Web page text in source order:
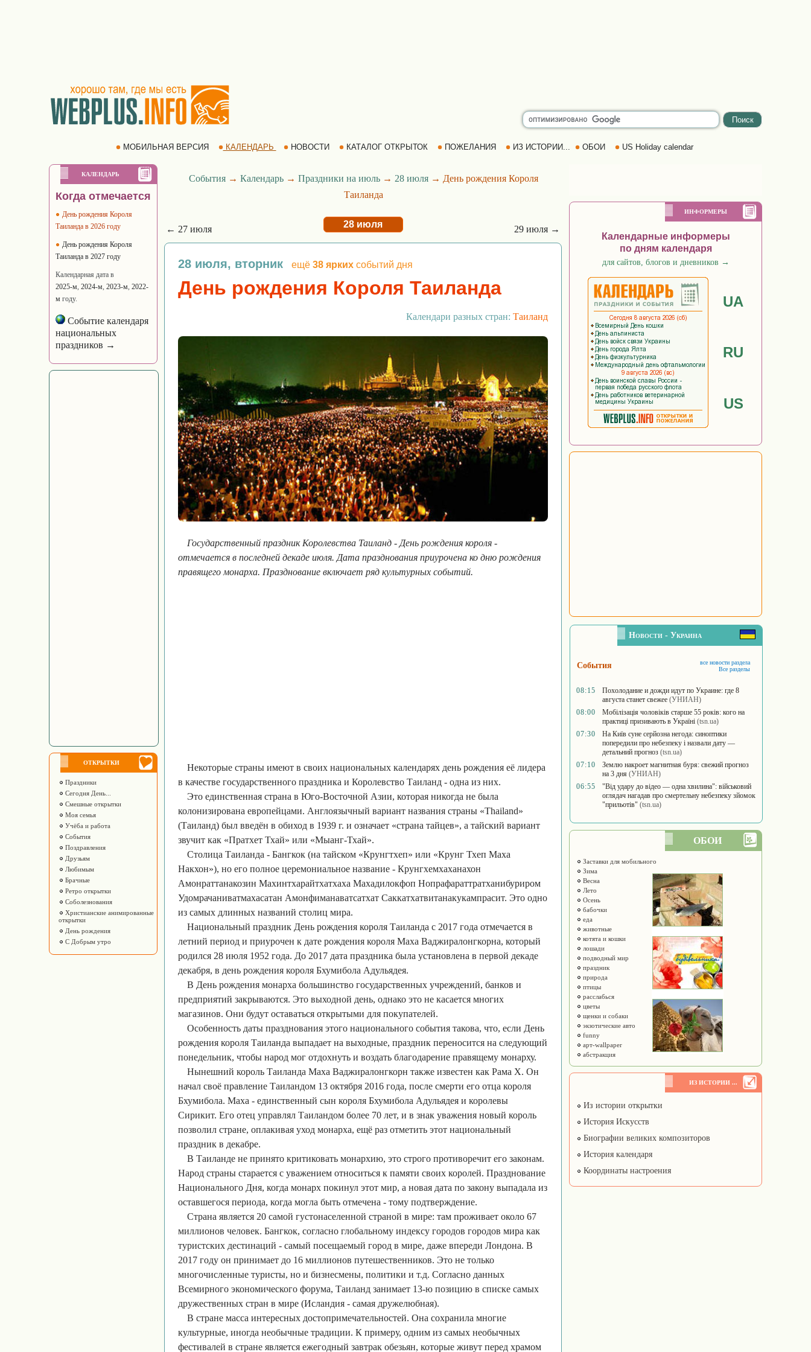
МОБИЛЬНАЯ ВЕРСИЯ КАЛЕНДАРЬ НОВОСТИ КАТАЛОГ ОТКРЫТОК ПОЖЕЛАНИЯ ИЗ ИСТОРИИ... ОБОИ US Holiday calendar
КАЛЕНДАРЬ
Когда отмечается
День рождения Короля
Таиланда в 2026 году
День рождения Короля
Таиланда в 2027 году
Календарная дата в
2025-м, 2024-м, 2023-м, 2022-
м году.
Событие календаря
национальных
праздников →
ОТКРЫТКИ
Праздники
Сегодня День...
Смешные открытки
Моя семья
Учёба и работа
События
Поздравления
Друзьям
Любимым
Брачные
Ретро открытки
Соболезнования
Христианские анимированные
открытки
День рождения
С Добрым утро
События→ Календарь→ Праздники на июль→ 28 июля→ День рождения Короля
Таиланда
← 27 июля 28 июля 29 июля →
28 июля, вторник ещё 38 ярких событий дня
День рождения Короля Таиланда
Календари разных стран: Таиланд
Государственный праздник Королевства Таиланд - День рождения короля -
отмечается в последней декаде июля. Дата празднования приурочена ко дню рождения
правящего монарха. Празднование включает ряд культурных событий.
Некоторые страны имеют в своих национальных календарях день рождения её лидера
в качестве государственного праздника и Королевство Таиланд - одна из них.
Это единственная страна в Юго-Восточной Азии, которая никогда не была
колонизирована европейцами. Англоязычный вариант названия страны «Thailand»
(Таиланд) был введён в обиход в 1939 г. и означает «страна тайцев», а тайский вариант
звучит как «Пратхет Тхай» или «Мыанг-Тхай».
Столица Таиланда - Бангкок (на тайском «Крунгтхеп» или «Крунг Тхеп Маха
Накхон»), но его полное церемониальное название - Крунгхемхаханахон
Амонраттанакозин Махинтхарайтхатхаха Махадилокфоп Нопрафараттратханибуриром
Удомрачаниватмахасатан Амонфиманаватсатхат Саккатхатвитанакукампрасит. Это одно
из самых длинных названий столиц мира.
Национальный праздник День рождения короля Таиланда с 2017 года отмечается в
летний период и приурочен к дате рождения короля Маха Ваджиралонгкорна, который
родился 28 июля 1952 года. До 2017 дата праздника была установлена в первой декаде
декабря, в день рождения короля Бхумибола Адульядея.
В День рождения монарха большинство государственных учреждений, банков и
предприятий закрываются. Это выходной день, однако это не касается многих
магазинов. Они будут оставаться открытыми для покупателей.
Особенность даты празднования этого национального события такова, что, если День
рождения короля Таиланда выпадает на выходные, праздник переносится на следующий
понедельник, чтобы народ мог отдохнуть и воздать благодарение правящему монарху.
Нынешний король Таиланда Маха Ваджиралонгкорн также известен как Рама X. Он
начал своё правление Таиландом 13 октября 2016 года, после смерти его отца короля
Бхумибола. Маха - единственный сын короля Бхумибола Адульядея и королевы
Сирикит. Его отец управлял Таиландом более 70 лет, и в знак уважения новый король
позволил стране, оплакивая уход монарха, ещё раз отметить этот национальный
праздник в декабре.
В Таиланде не принято критиковать монархию, это строго противоречит его законам.
Народ страны старается с уважением относиться к памяти своих королей. Празднование
Национального Дня, когда монарх покинул этот мир, а новая дата по закону выпадала из
оставшегося периода, когда могла быть отмечена - тому подтверждение.
Страна является 20 самой густонаселенной страной в мире: там проживает около 67
миллионов человек. Бангкок, согласно глобальному индексу городов городов мира как
туристских дестинаций - самый посещаемый город в мире, даже впереди Лондона. В
2017 году он принимает до 16 миллионов путешественников. Это не только
многочисленные туристы, но и бизнесмены, политики и т.д. Согласно данных
Всемирного экономического форума, Таиланд занимает 13-ю позицию в списке самых
дружественных стран в мире (Исландия - самая дружелюбная).
В стране масса интересных достопримечательностей. Она сохранила многие
культурные, иногда необычные традиции. К примеру, одним из самых необычных
фестивалей в стране является ежегодный завтрак обезьян, которые живут перед храмом
ИНФОРМЕРЫ
Календарные информеры
по дням календаря
для сайтов, блогов и дневников →
UA
RU
US
Новости - Украина
События
все новости раздела
Все разделы
08:15
Похолодание и дожди идут по Украине: где 8
августа станет свежее (УНИАН)
08:00
Мобілізація чоловіків старше 55 років: кого на
практиці призивають в Україні (tsn.ua)
07:30
На Київ суне серйозна негода: синоптики
попередили про небезпеку і назвали дату —
детальний прогноз (tsn.ua)
07:10
Землю накроет магнитная буря: свежий прогноз
на 3 дня (УНИАН)
06:55
"Від удару до відео — одна хвилина": військовий
оглядач нагадав про смертельну небезпеку зйомок
"прильотів" (tsn.ua)
ОБОИ
Заставки для мобильного
Зима
Весна
Лето
Осень
бабочки
еда
животные
котята и кошки
лошади
подводный мир
праздник
природа
птицы
расслабься
цветы
щенки и собаки
экзотические авто
funny
арт-wallpaper
абстракция
ИЗ ИСТОРИИ ...
Из истории открытки
История Искусств
Биографии великих композиторов
История календаря
Координаты настроения